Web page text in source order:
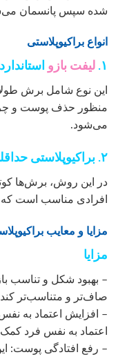
شده سپس پانسمان
انواع براکیوپلاستی
۱. لیفت بازو استاندارد
این نوع شامل برش
منظور حذف پوست و
می‌شود.
۲. براکیوپلاستی حداقلی (Mini Brachioplasty)
در این روش، برش‌ها
افرادی مناسب است
مزایا و معایب
مزایا
– بهبود شکل و تناسب
صاف‌تر و متناسب‌تر
– افزایش اعتماد به
اعتماد به نفس فرد
– رفع افتادگی پوست: